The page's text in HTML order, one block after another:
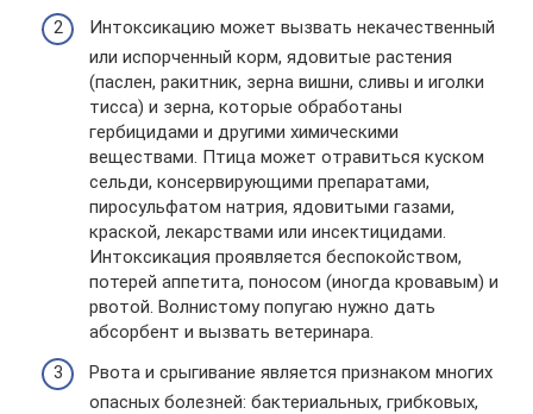
Интоксикацию может вызвать некачественный
или испорченный корм, ядовитые растения
(паслен, ракитник, зерна вишни, сливы и иголки
тисса) и зерна, которые обработаны
гербицидами и другими химическими
веществами. Птица может отравиться куском
сельди, консервирующими препаратами,
пиросульфатом натрия, ядовитыми газами,
краской, лекарствами или инсектицидами.
Интоксикация проявляется беспокойством,
потерей аппетита, поносом (иногда кровавым) и
рвотой. Волнистому попугаю нужно дать
абсорбент и вызвать ветеринара.
Рвота и срыгивание является признаком многих
опасных болезней: бактериальных, грибковых,